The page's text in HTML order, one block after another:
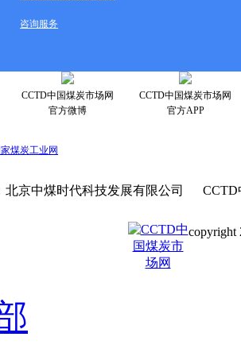
咨询服务
CCTD中国煤炭市场网
官方微博
CCTD中国煤炭市场网
官方APP
家煤炭工业网
京中煤时代科技发展有限公司
copyright